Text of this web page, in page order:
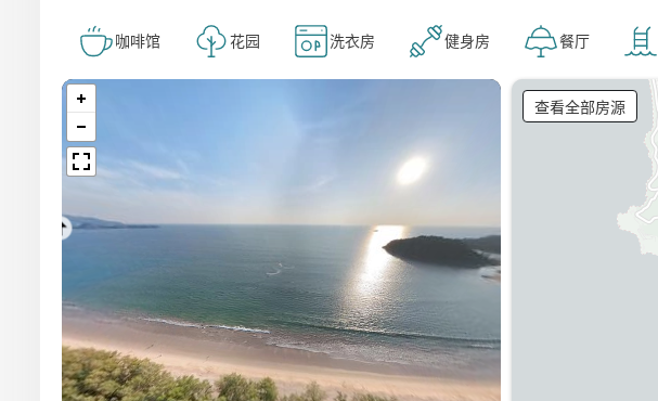
咖啡馆 花园 洗衣房 健身房 餐厅
查看全部房源